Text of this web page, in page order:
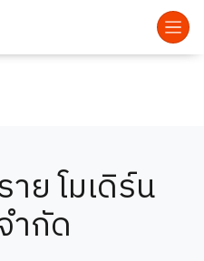
ย โมเดิร์น
ำกัด